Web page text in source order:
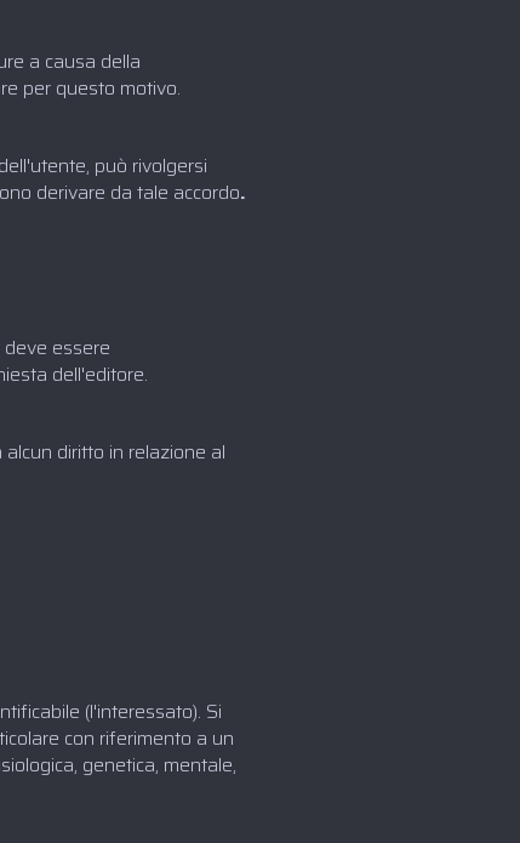
a causa della
per questo motivo.
può rivolgersi
derivare da tale accordo.‍
essere
dell'editore.
diritto in relazione al
(l'interessato). Si
con riferimento a un
genetica, mentale,